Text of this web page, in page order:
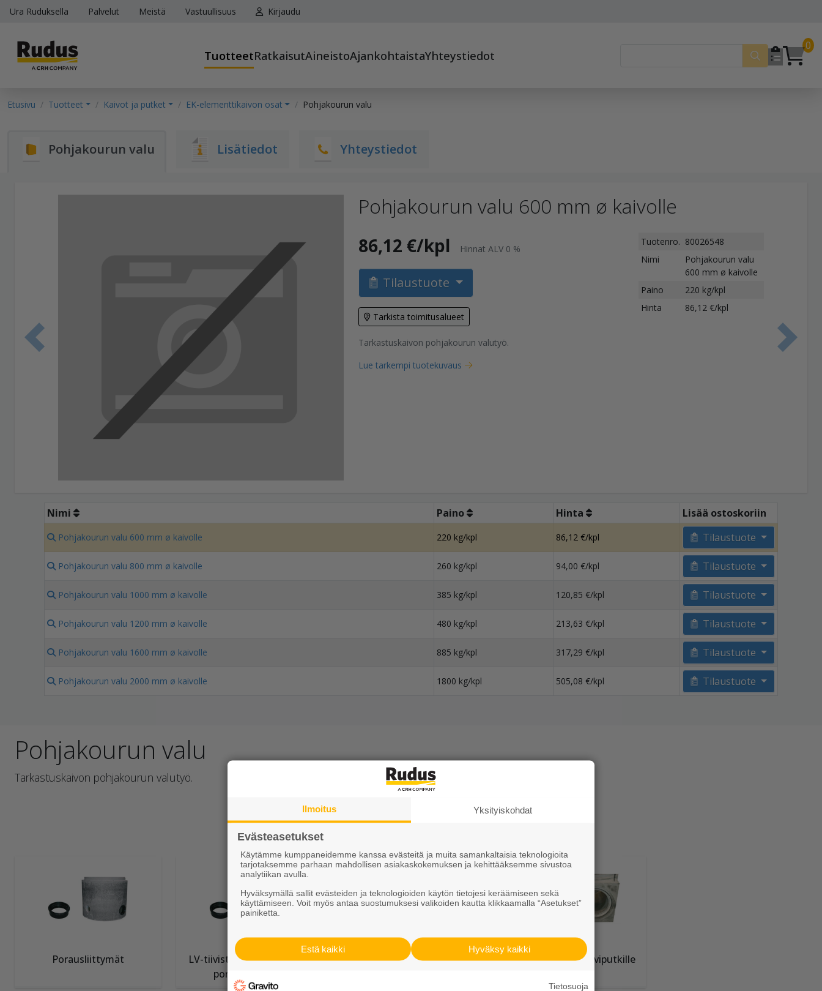
Ura Ruduksella Palvelut Meistä Vastuullisuus Kirjaudu
TuotteetRatkaisutAineistoAjankohtaistaYhteystiedot
0
Etusivu Tuotteet Kaivot ja putket EK-elementtikaivon osat Pohjakourun valu
Pohjakourun valu Lisätiedot Yhteystiedot
Edellinen tuote
Pohjakourun valu 600 mm ø kaivolle
86,12 €/kpl Hinnat ALV 0 %
Tilaustuote
Tarkista toimitusalueet
Tarkastuskaivon pohjakourun valutyö.
Lue tarkempi tuotekuvaus
Tuotenro. 80026548
Nimi
Pohjakourun valu
600 mm ø kaivolle
Paino
220 kg/kpl
Hinta
86,12 €/kpl
Nimi Paino Hinta Lisää ostoskoriin
Pohjakourun valu 600 mm ø kaivolle 220 kg/kpl 86,12 €/kpl Tilaustuote
Pohjakourun valu 800 mm ø kaivolle 260 kg/kpl 94,00 €/kpl Tilaustuote
Pohjakourun valu 1000 mm ø kaivolle 385 kg/kpl 120,85 €/kpl Tilaustuote
Pohjakourun valu 1200 mm ø kaivolle 480 kg/kpl 213,63 €/kpl Tilaustuote
Pohjakourun valu 1600 mm ø kaivolle 885 kg/kpl 317,29 €/kpl Tilaustuote
Pohjakourun valu 2000 mm ø kaivolle 1800 kg/kpl 505,08 €/kpl Tilaustuote
Pohjakourun valu
Tarkastuskaivon pohjakourun valutyö.
Muut EK-elementtikaivon osat
Porausliittymät
LV-tiivisteet muoviputkien
porausliittymiin
Valuliittymät EK-putkille Valuliittymät muoviputkille
Ilmoitus Yksityiskohdat
Evästeasetukset
Käytämme kumppaneidemme kanssa evästeitä ja muita samankaltaisia teknologioita
tarjotaksemme parhaan mahdollisen asiakaskokemuksen ja kehittääksemme sivustoa
analytiikan avulla.
Hyväksymällä sallit evästeiden ja teknologioiden käytön tietojesi keräämiseen sekä
käyttämiseen. Voit myös antaa suostumuksesi valikoiden kautta klikkaamalla “Asetukset”
painiketta.
Hyväksy kaikki
Estä kaikki
Tietosuoja